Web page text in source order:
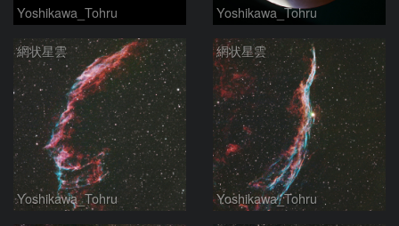
Yoshikawa_Tohru Yoshikawa_Tohru
網状星雲
Yoshikawa_Tohru
網状星雲
Yoshikawa_Tohru